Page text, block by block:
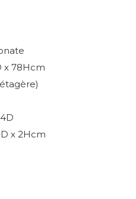
x 78Hcm
x 2Hcm